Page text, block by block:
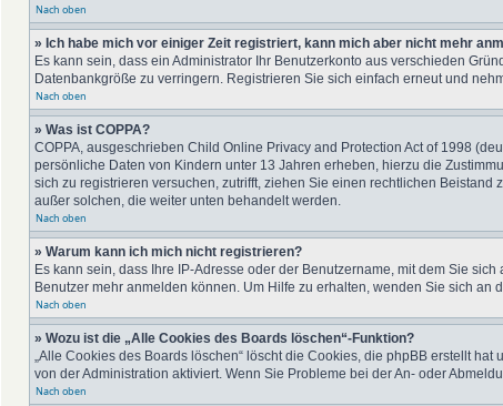
Nach oben
» Ich habe mich vor einiger Zeit registriert, kann mich aber nicht mehr
Es kann sein, dass ein Administrator Ihr Benutzerkonto aus verschieden
Datenbankgröße zu verringern. Registrieren Sie sich einfach erneut und
Nach oben
» Was ist COPPA?
COPPA, ausgeschrieben Child Online Privacy and Protection Act of 1998
persönliche Daten von Kindern unter 13 Jahren erheben, hierzu die
sich zu registrieren versuchen, zutrifft, ziehen Sie einen rechtlichen
außer solchen, die weiter unten behandelt werden.
Nach oben
» Warum kann ich mich nicht registrieren?
Es kann sein, dass Ihre IP-Adresse oder der Benutzername, mit dem Sie
Benutzer mehr anmelden können. Um Hilfe zu erhalten, wenden Sie sich an
Nach oben
» Wozu ist die „Alle Cookies des Boards löschen“-Funktion?
„Alle Cookies des Boards löschen“ löscht die Cookies, die phpBB erstellt
von der Administration aktiviert. Wenn Sie Probleme bei der An- oder
Nach oben